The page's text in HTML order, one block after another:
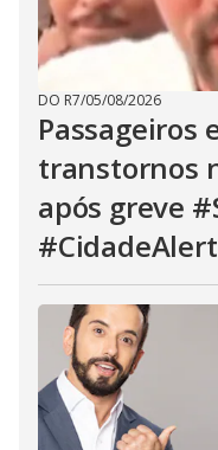
DO R7/05/08/2026
Passageiros
transtornos
após greve